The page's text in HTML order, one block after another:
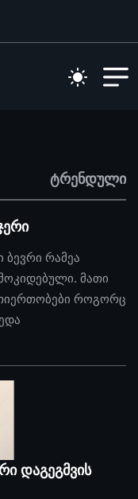
ტრენდული
ბევრი რამეა
მათი
როგორც
დაგეგმვის